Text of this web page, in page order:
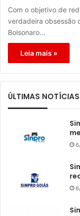
Com o objetivo de
verdadeira obsessão
Bolsonaro…
Leia mais »
ÚLTIMAS NOTÍCIAS